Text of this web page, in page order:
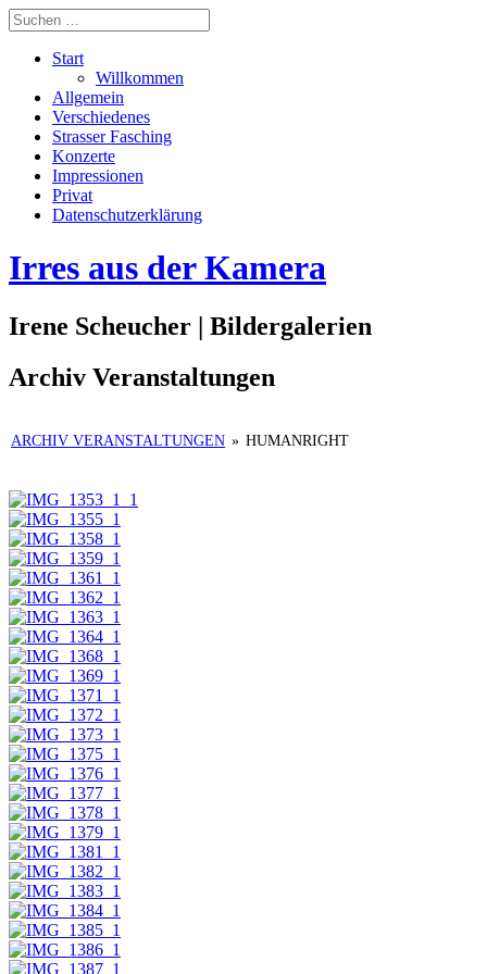
Start
Willkommen
Allgemein
Verschiedenes
Strasser Fasching
Konzerte
Impressionen
Privat
Datenschutzerklärung
Irres aus der Kamera
Irene Scheucher | Bildergalerien
Archiv Veranstaltungen
ARCHIV VERANSTALTUNGEN » HUMANRIGHT